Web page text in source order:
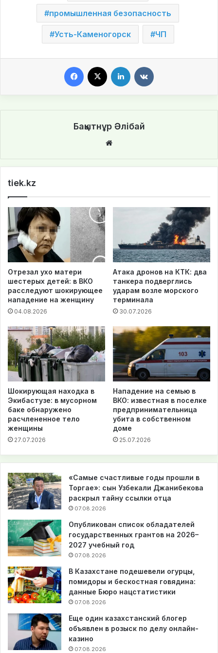
промышленная безопасность
Усть-Каменогорск ЧП
Бақытнұр Әлібай
te
tiek.kz
Отрезал ухо матери
шестерых детей: в ВКО
расследуют шокирующее
нападение на женщину
04.08.2026
Атака дронов на КТК: два
танкера подверглись
ударам возле морского
терминала
30.07.2026
Шокирующая находка в
Экибастузе: в мусорном
баке обнаружено
расчлененное тело
женщины
27.07.2026
Нападение на семью в
ВКО: известная в поселке
предпринимательница
убита в собственном
доме
25.07.2026
«Самые счастливые годы прошли в
Торгае»: сын Узбекали Джанибекова
раскрыл тайну ссылки отца
07.08.2026
Опубликован список обладателей
государственных грантов на 2026–
2027 учебный год
07.08.2026
В Казахстане подешевели огурцы,
помидоры и бескостная говядина:
данные Бюро нацстатистики
07.08.2026
Еще один казахстанский блогер
объявлен в розыск по делу онлайн-
казино
07.08.2026